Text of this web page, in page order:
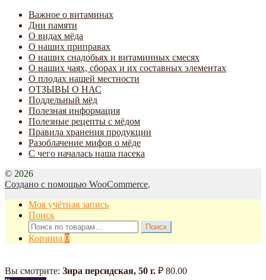
Важное о витаминах
Дни памяти
О видах мёда
О наших приправах
О наших снадобьях и витаминных смесях
О наших чаях, сборах и их составных элементах
О плодах нашей местности
ОТЗЫВЫ О НАС
Поддельный мёд
Полезная информация
Полезные рецепты с мёдом
Правила хранения продукции
Разоблачение мифов о мёде
С чего началась наша пасека
© 2026
Создано с помощью WooCommerce.
Моя учётная запись
Поиск
Искать:
Поиск
Корзина 0
Вы смотрите: Зира персидская, 50 г. ₽ 80.00